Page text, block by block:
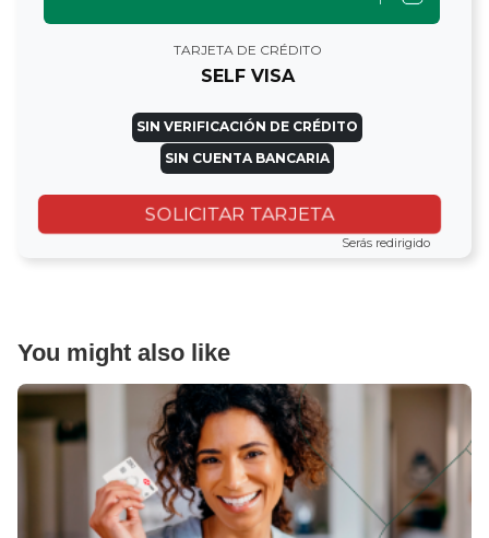
TARJETA DE CRÉDITO
SELF VISA
SIN VERIFICACIÓN DE CRÉDITO
SIN CUENTA BANCARIA
SOLICITAR TARJETA
Serás redirigido
You might also like